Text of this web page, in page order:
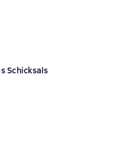
Schicksals
0 на основе 0 оценок